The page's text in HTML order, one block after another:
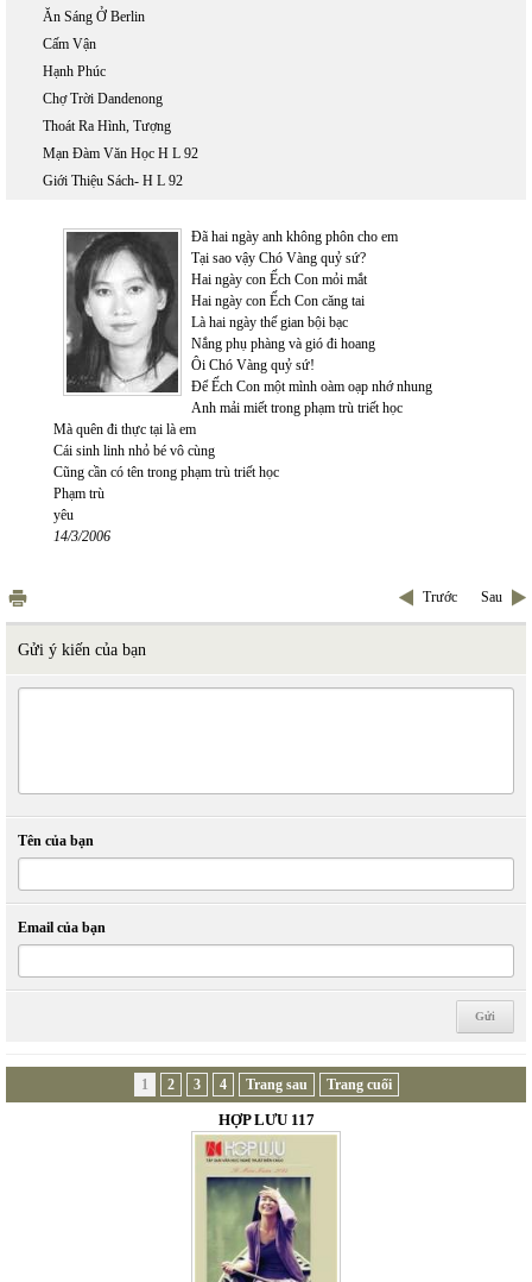
Ăn Sáng Ở Berlin
Cấm Vận
Hạnh Phúc
Chợ Trời Dandenong
Thoát Ra Hình, Tượng
Mạn Đàm Văn Học H L 92
Giới Thiệu Sách- H L 92
Đã hai ngày anh không phôn cho em
Tại sao vậy Chó Vàng quỷ sứ?
Hai ngày con Ếch Con mỏi mắt
Hai ngày con Ếch Con căng tai
Là hai ngày thế gian bội bạc
Nắng phụ phàng và gió đi hoang
Ôi Chó Vàng quỷ sứ!
Để Ếch Con một mình oàm oạp nhớ nhung
Anh mải miết trong phạm trù triết học
Mà quên đi thực tại là em
Cái sinh linh nhỏ bé vô cùng
Cũng cần có tên trong phạm trù triết học
Phạm trù
yêu
14/3/2006
Trước Sau
Gửi ý kiến của bạn
Tên của bạn
Email của bạn
1 2 3 4 Trang sau Trang cuối
HỢP LƯU 117